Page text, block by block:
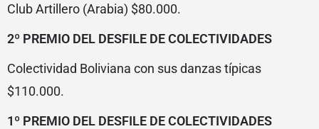
Club Artillero (Arabia) $80.000.
2º PREMIO DEL DESFILE DE COLECTIVIDADES
Colectividad Boliviana con sus danzas típicas
$110.000.
1º PREMIO DEL DESFILE DE COLECTIVIDADES